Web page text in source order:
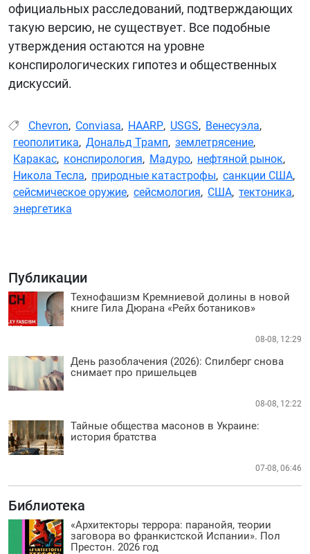
Публикации
Технофашизм Кремниевой долины в новой
книге Гила Дюрана «Рейх ботаников»
08-08, 12:29
День разоблачения (2026): Спилберг снова
снимает про пришельцев
08-08, 12:22
Тайные общества масонов в Украине:
история братства
07-08, 06:46
Библиотека
«Архитекторы террора: паранойя, теории
заговора во франкистской Испании». Пол
Престон. 2026 год
официальных расследований, подтверждающих
такую версию, не существует. Все подобные
утверждения остаются на уровне
конспирологических гипотез и общественных
дискуссий.
Chevron, Conviasa, HAARP, USGS, Венесуэла,
геополитика, Дональд Трамп, землетрясение,
Каракас, конспирология, Мадуро, нефтяной рынок,
Николa Тесла, природные катастрофы, санкции США,
сейсмическое оружие, сейсмология, США, тектоника,
энергетика